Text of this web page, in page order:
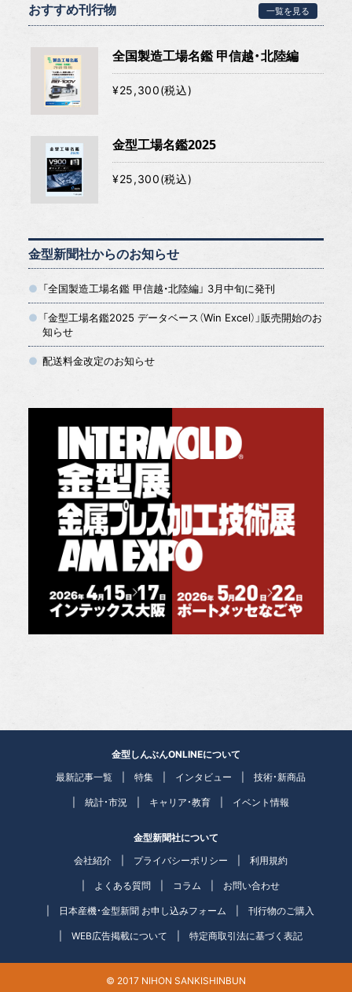
おすすめ刊行物 一覧を見る
全国製造工場名鑑 甲信越・北陸編
¥25,300(税込)
金型工場名鑑2025
¥25,300(税込)
金型新聞社からのお知らせ
「全国製造工場名鑑 甲信越・北陸編」 3月中旬に発刊
「金型工場名鑑2025 データベース（Win Excel）」販売開始のお
知らせ
配送料金改定のお知らせ
金型しんぶんONLINEについて
最新記事一覧
特集 インタビュー 技術・新商品
統計・市況 キャリア・教育 イベント情報
金型新聞社について
会社紹介
プライバシーポリシー 利用規約
よくある質問 コラム お問い合わせ
日本産機・金型新聞 お申し込みフォーム 刊行物のご購入
WEB広告掲載について 特定商取引法に基づく表記
© 2017 NIHON SANKISHINBUN